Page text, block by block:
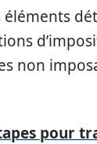
non
pour